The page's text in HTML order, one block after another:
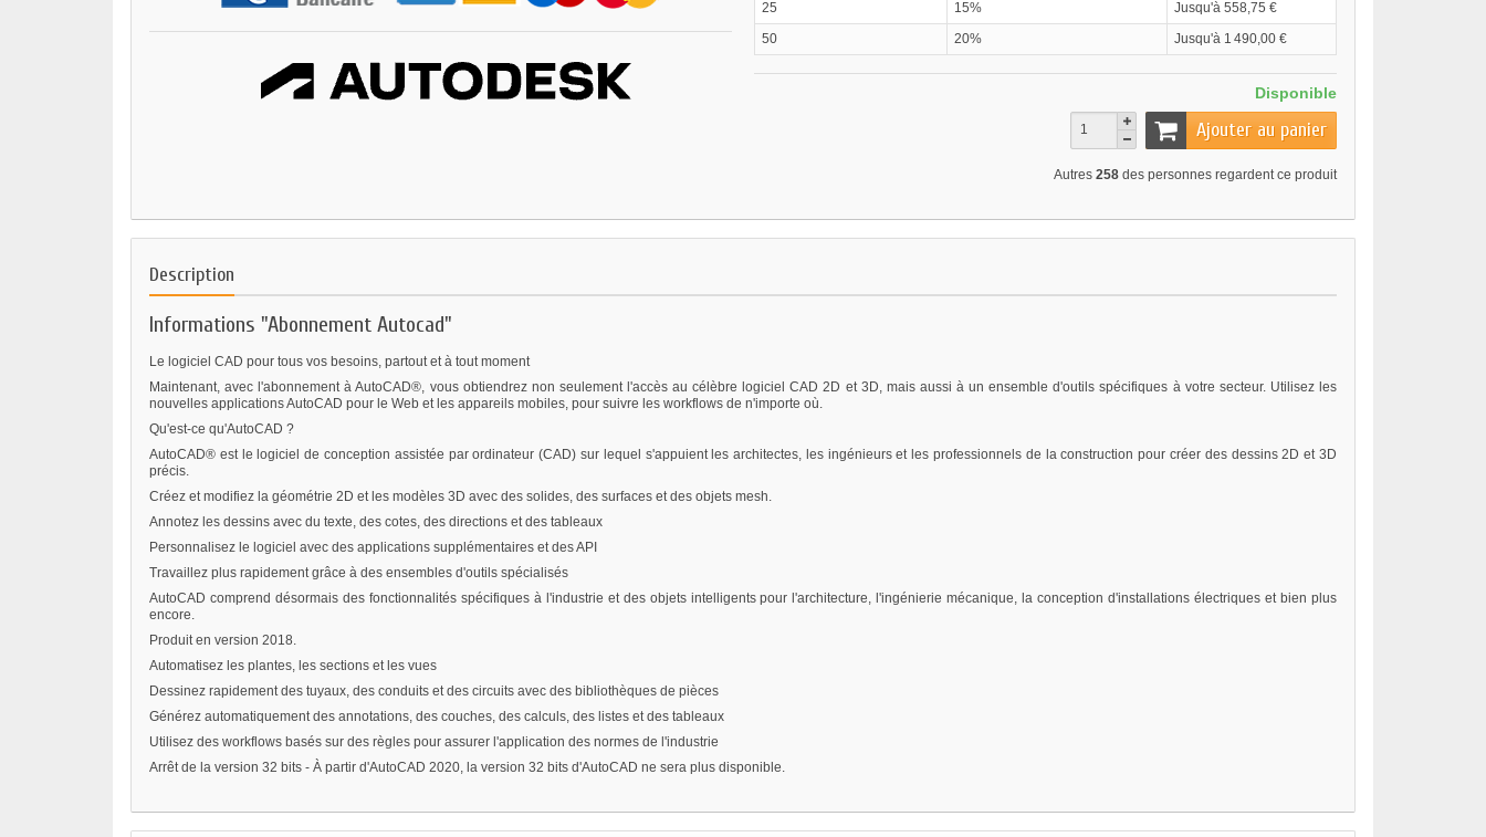
25
15%
Jusqu'à 558,75 €
50
20% Jusqu'à 1 490,00 €
Disponible
Ajouter au panier
Autres 258 des personnes regardent ce produit
Description
Informations "Abonnement Autocad"
Le logiciel CAD pour tous vos besoins, partout et à tout moment
Maintenant, avec l'abonnement à AutoCAD®, vous obtiendrez non seulement l'accès au célèbre logiciel CAD 2D et 3D, mais aussi à un ensemble d'outils spécifiques à votre secteur. Utilisez les
nouvelles applications AutoCAD pour le Web et les appareils mobiles, pour suivre les workflows de n'importe où.
Qu'est-ce qu'AutoCAD ?
AutoCAD® est le logiciel de conception assistée par ordinateur (CAD) sur lequel s'appuient les architectes, les ingénieurs et les professionnels de la construction pour créer des dessins 2D et 3D
précis.
Créez et modifiez la géométrie 2D et les modèles 3D avec des solides, des surfaces et des objets mesh.
Annotez les dessins avec du texte, des cotes, des directions et des tableaux
Personnalisez le logiciel avec des applications supplémentaires et des API
Travaillez plus rapidement grâce à des ensembles d'outils spécialisés
AutoCAD comprend désormais des fonctionnalités spécifiques à l'industrie et des objets intelligents pour l'architecture, l'ingénierie mécanique, la conception d'installations électriques et bien plus
encore.
Produit en version 2018.
Automatisez les plantes, les sections et les vues
Dessinez rapidement des tuyaux, des conduits et des circuits avec des bibliothèques de pièces
Générez automatiquement des annotations, des couches, des calculs, des listes et des tableaux
Utilisez des workflows basés sur des règles pour assurer l'application des normes de l'industrie
Arrêt de la version 32 bits - À partir d'AutoCAD 2020, la version 32 bits d'AutoCAD ne sera plus disponible.